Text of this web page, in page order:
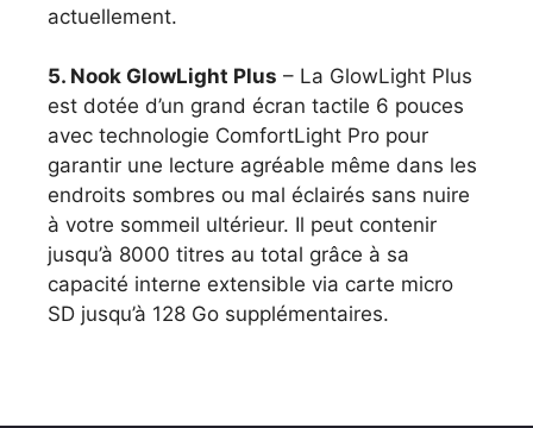
actuellement.
5. Nook GlowLight Plus – La GlowLight Plus
est dotée d’un grand écran tactile 6 pouces
avec technologie ComfortLight Pro pour
garantir une lecture agréable même dans les
endroits sombres ou mal éclairés sans nuire
à votre sommeil ultérieur. Il peut contenir
jusqu’à 8000 titres au total grâce à sa
capacité interne extensible via carte micro
SD jusqu’à 128 Go supplémentaires.